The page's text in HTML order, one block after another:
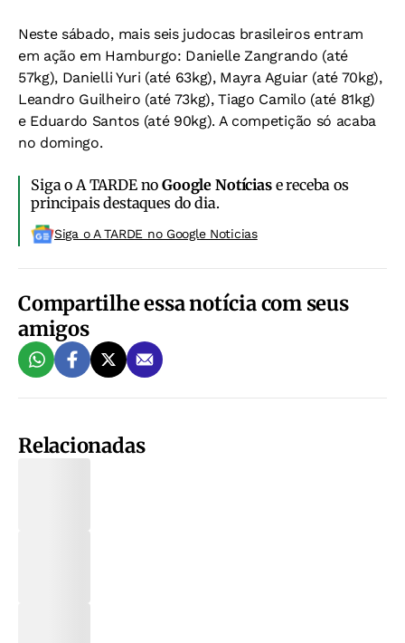
Neste sábado, mais seis judocas brasileiros entram
em ação em Hamburgo: Danielle Zangrando (até
57kg), Danielli Yuri (até 63kg), Mayra Aguiar (até 70kg),
Leandro Guilheiro (até 73kg), Tiago Camilo (até 81kg)
e Eduardo Santos (até 90kg). A competição só acaba
no domingo.
Siga o A TARDE noGoogle Notíciase receba os
principais destaques do dia.
Siga o A TARDE no Google Noticias
Compartilhe essa notícia com seus
amigos
Relacionadas